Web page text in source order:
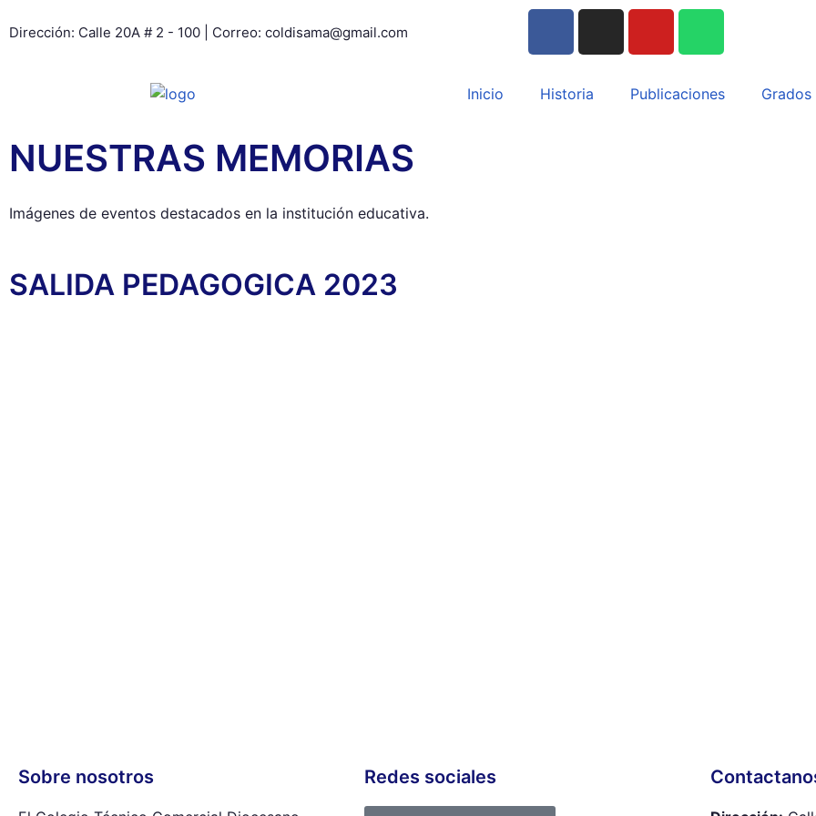
Dirección: Calle 20A # 2 - 100 | Correo: coldisama@gmail.com
Inicio Historia Publicaciones Grados
NUESTRAS MEMORIAS
Imágenes de eventos destacados en la institución educativa.
SALIDA PEDAGOGICA 2023
Sobre nosotros Redes sociales